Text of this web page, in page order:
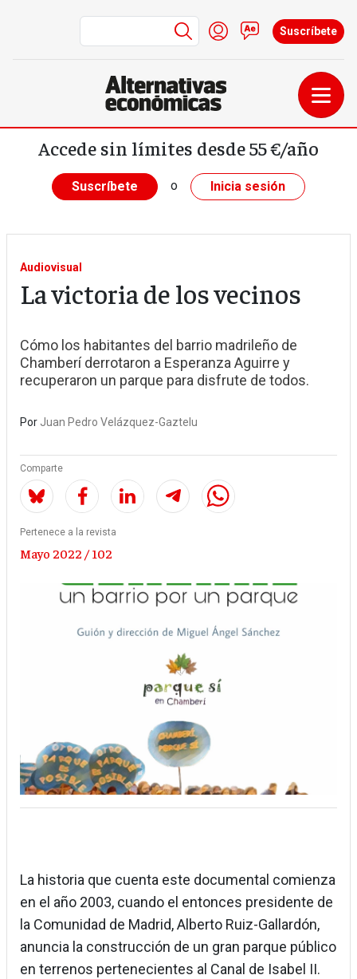
Pasar al contenido principal
Menú de cuenta de
Iniciar sesión
Contacto
Suscríbete
Accede sin límites desde 55 €/año
Suscríbete o Inicia sesión
Audiovisual
La victoria de los vecinos
Cómo los habitantes del barrio madrileño de
Chamberí derrotaron a Esperanza Aguirre y
recuperaron un parque para disfrute de todos.
Por Juan Pedro Velázquez-Gaztelu
Comparte
Pertenece a la revista
Mayo 2022 / 102
La historia que cuenta este documental comienza
en el año 2003, cuando el entonces presidente de
la Comunidad de Madrid, Alberto Ruiz-Gallardón,
anuncia la construcción de un gran parque público
en terrenos pertenecientes al Canal de Isabel II.